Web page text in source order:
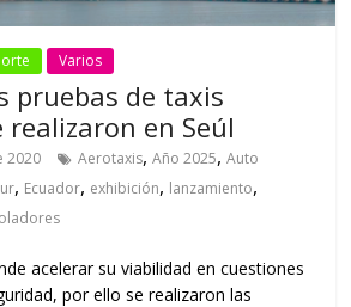
Varios
pruebas de taxis
realizaron en Seúl
2020 Aerotaxis,Año 2025,Auto
, Ecuador, exhibición, lanzamiento,
acelerar su viabilidad en cuestiones
por ello se realizaron las